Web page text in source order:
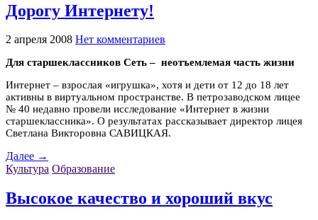
Дорогу Интернету!
2 апреля 2008 Нет комментариев
Для старшеклассников Сеть – неотъемлемая часть жизни
Интернет – взрослая «игрушка», хотя и дети от 12 до 18 лет
активны в виртуальном пространстве. В петрозаводском лицее
№ 40 недавно провели исследование «Интернет в жизни
старшеклассника». О результатах рассказывает директор лицея
Светлана Викторовна САВИЦКАЯ.
Далее →
Культура Образование
Высокое качество и хороший вкус